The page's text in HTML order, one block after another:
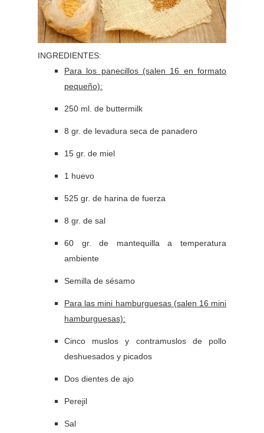
INGREDIENTES:
Para los panecillos (salen 16 en formato
pequeño):
250 ml. de buttermilk
8 gr. de levadura seca de panadero
15 gr. de miel
1 huevo
525 gr. de harina de fuerza
8 gr. de sal
60 gr. de mantequilla a temperatura
ambiente
Semilla de sésamo
Para las mini hamburguesas (salen 16 mini
hamburguesas):
Cinco muslos y contramuslos de pollo
deshuesados y picados
Dos dientes de ajo
Perejil
Sal